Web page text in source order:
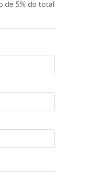
de 5% do total